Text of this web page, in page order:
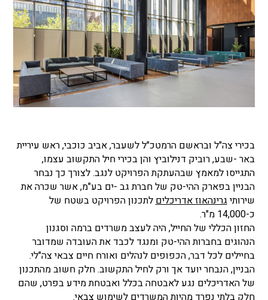
בכירי צה"ל ובראשם הרמטכ"ל לשעבר, אביב כוכבי, ראש עיריית
באר -שבע, רוביק דנילוביץ והן בכירי חיל התקשוב עצמו,
התגייסו למאמץ שבהעתקת הפרויקט לנגב. לצורך כך נבחר
הבניין בפארק ההי-טק של חברת גב -ים בע"מ, אשר שכרה את
שירותיגרינהאוז אדריכליםלתכנון הפרויקט בשטח של
כ-14,000 מ"ר.
החזון הכללי של החייל, היה לעצב משרדים ברמה וסגנון
הנהוגים בחברות ההי-טק ומנגד לכבד את העובדה שמדובר
בחיילים לכל דבר, הכפופים לנהלים ואורח חיים צבאי צה"לי.
הבניין, הנבחר יועד אך ורק לחיל התקשוב. חלק חשוב מהתכנון
של האדריכלים נגע לאבטחה בכלל ואבטחת מידע בפרט, שהם